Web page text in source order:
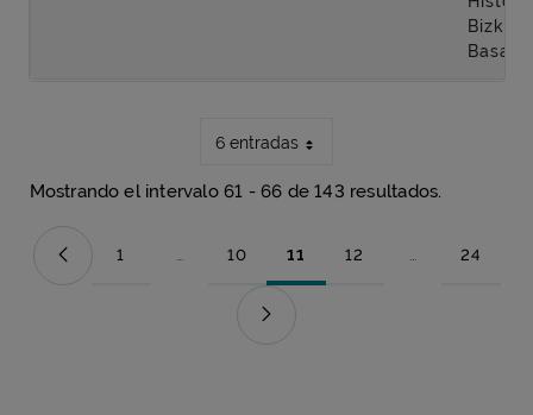
6 entradas
Mostrando el intervalo 61 - 66 de 143 resultados.
Página
1 ...
Páginas intermedias Use TAB para desplazarse.
Página
10 Página
11 Página
12 ...
Páginas Página
24